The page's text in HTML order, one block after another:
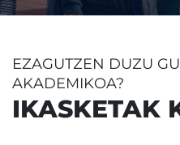
EZAGUTZEN DUZU
AKADEMIKOA?
IKASKETAK